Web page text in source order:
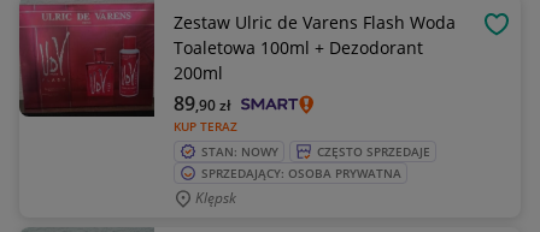
Zestaw Ulric de Varens Flash Woda
Toaletowa 100ml + Dezodorant
200ml
KUP TERAZ
89,90zł
STAN: NOWY
CZĘSTO SPRZEDAJE
SPRZEDAJĄCY: OSOBA PRYWATNA
Klępsk